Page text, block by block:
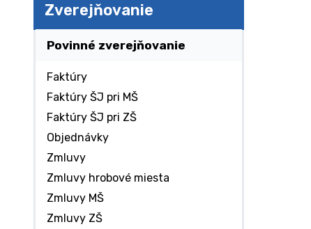
Zverejňovanie
Povinné zverejňovanie
Faktúry
Faktúry ŠJ pri MŠ
Faktúry ŠJ pri ZŠ
Objednávky
Zmluvy
Zmluvy hrobové miesta
Zmluvy MŠ
Zmluvy ZŠ